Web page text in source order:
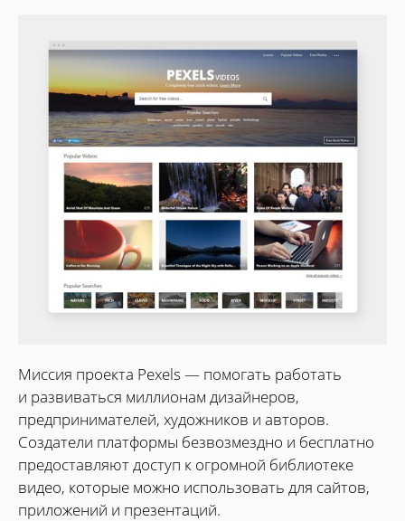
Миссия проекта Pexels — помогать работать
и развиваться миллионам дизайнеров,
предпринимателей, художников и авторов.
Создатели платформы безвозмездно и бесплатно
предоставляют доступ к огромной библиотеке
видео, которые можно использовать для сайтов,
приложений и презентаций.